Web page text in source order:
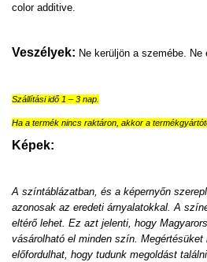
color additive.
Veszélyek: Ne kerüljön a szemébe. Ne
Szállítási idő 1 – 3 nap.
Ha a termék nincs raktáron, akkor a
Képek:
A színtáblázatban, és a képernyőn
azonosak az eredeti árnyalatokkal. A
eltérő lehet. Ez azt jelenti, hogy
vásárolható el minden szín.
előfordulhat, hogy tudunk megoldást